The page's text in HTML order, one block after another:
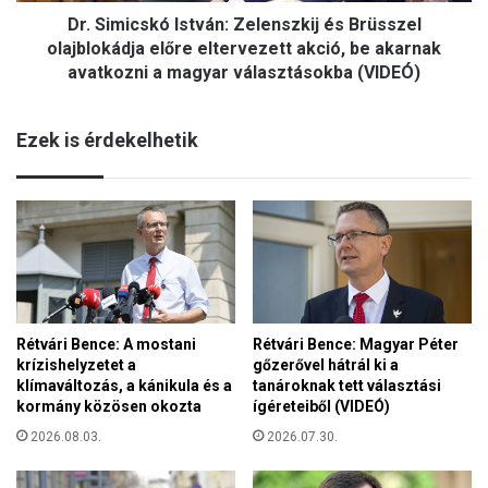
e
k
e
n
d
s
z
r
t
v
t
v
n
:
Z
e
l
e
n
s
z
k
i
j
s
Dr. Simicskó István: Zelenszkij és Brüsszel
olajblokádja előre eltervezett akció, be akarnak
avatkozni a magyar választásokba (VIDEÓ)
Ezek is érdekelhetik
Rétvári Bence: A mostani
krízishelyzetet a
klímaváltozás, a kánikula és a
kormány közösen okozta
2026.08.03.
Rétvári Bence: Magyar Péter
gőzerővel hátrál ki a
tanároknak tett választási
ígéreteiből (VIDEÓ)
2026.07.30.